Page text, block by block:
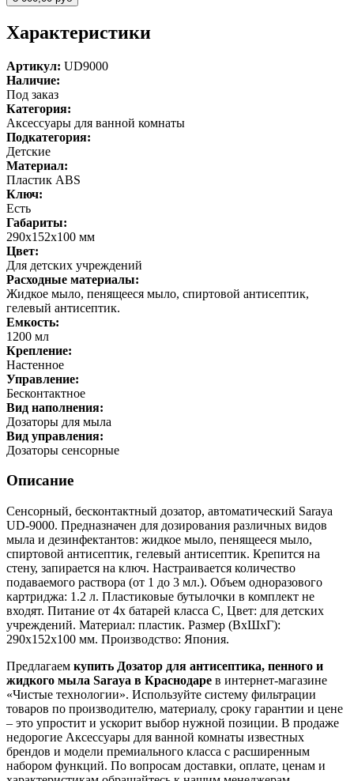
Характеристики
Артикул: UD9000
Наличие:
Под заказ
Категория:
Аксессуары для ванной комнаты
Подкатегория:
Детские
Материал:
Пластик ABS
Ключ:
Есть
Габариты:
290х152х100 мм
Цвет:
Для детских учреждений
Расходные материалы:
Жидкое мыло, пенящееся мыло, спиртовой антисептик,
гелевый антисептик.
Емкость:
1200 мл
Крепление:
Настенное
Управление:
Бесконтактное
Вид наполнения:
Дозаторы для мыла
Вид управления:
Дозаторы сенсорные
Описание
Сенсорный, бесконтактный дозатор, автоматический Saraya
UD-9000. Предназначен для дозирования различных видов
мыла и дезинфектантов: жидкое мыло, пенящееся мыло,
спиртовой антисептик, гелевый антисептик. Крепится на
стену, запирается на ключ. Настраивается количество
подаваемого раствора (от 1 до 3 мл.). Объем одноразового
картриджа: 1.2 л. Пластиковые бутылочки в комплект не
входят. Питание от 4х батарей класса C, Цвет: для детских
учреждений. Материал: пластик. Размер (ВхШхГ):
290х152х100 мм. Производство: Япония.
Предлагаем купить Дозатор для антисептика, пенного и
жидкого мыла Saraya в Краснодаре в интернет-магазине
«Чистые технологии». Используйте систему фильтрации
товаров по производителю, материалу, сроку гарантии и цене
– это упростит и ускорит выбор нужной позиции. В продаже
недорогие Аксессуары для ванной комнаты известных
брендов и модели премиального класса с расширенным
набором функций. По вопросам доставки, оплате, ценам и